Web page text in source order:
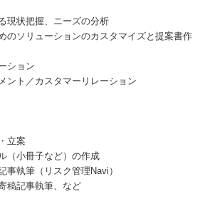
現状把握、ニーズの分析
のソリューションのカスタマイズと提案書作
ション
ント／カスタマーリレーション
立案
（小冊子など）の作成
事執筆（リスク管理Navi）
稿記事執筆、など